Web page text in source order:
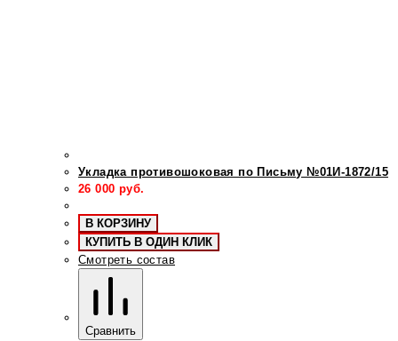
Укладка противошоковая по Письму №01И-1872/15
26 000 руб.
В КОРЗИНУ
КУПИТЬ В ОДИН КЛИК
Смотреть состав
Сравнить